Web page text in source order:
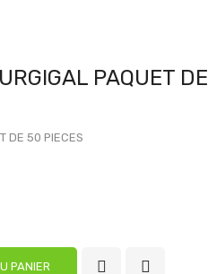
PAQUET DE
DE 50 PIECES
PANIER